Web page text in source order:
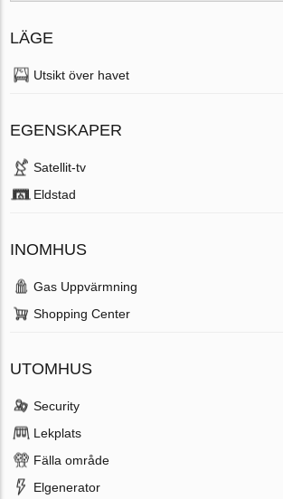
LÄGE
Utsikt över havet
EGENSKAPER
Satellit-tv
Eldstad
INOMHUS
Gas Uppvärmning
Shopping Center
UTOMHUS
Security
Lekplats
Fälla område
Elgenerator